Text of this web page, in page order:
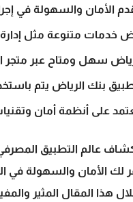
الأمان والسهولة في
خدمات متنوعة مثل إدارة
سهل ومتاح عبر متجر
بنك الرياض يتم
على أنظمة أمان وتقنيات
عالم التطبيق
لك الأمان والسهولة في
هذا المقال المثير